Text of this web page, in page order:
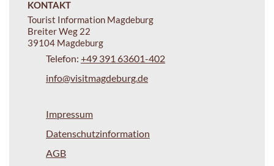
KONTAKT
Tourist Information Magdeburg
Breiter Weg 22
39104 Magdeburg
Telefon: +49 391 63601-402
info@visitmagdeburg.de
Impressum
Datenschutzinformation
AGB